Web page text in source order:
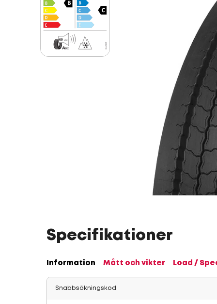
Specifikationer
Information Mått och vikter Load /
Snabbsökningskod